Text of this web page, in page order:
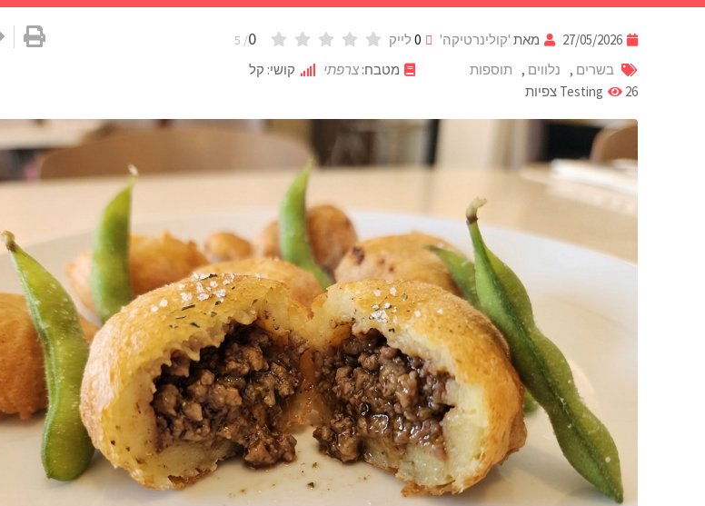
27/05/2026 מאת 'קולינרטיקה' 0 לייק 0
/ 5
בשרים , נלווים , תוספות מטבח:צרפתי
קושי: קל
Testing
26 צפיות